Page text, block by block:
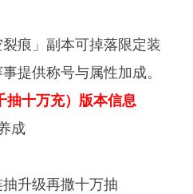
痕」副本可掉落限定装
提供称号与属性加成。
抽十万充）版本信息
成
升级再撒十万抽